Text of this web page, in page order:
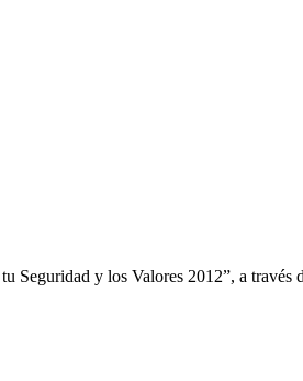
y los Valores 2012”, a